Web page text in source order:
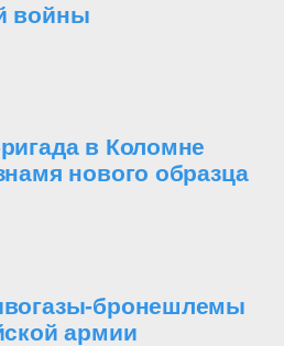
войны
в Коломне
нового образца
бронешлемы
армии